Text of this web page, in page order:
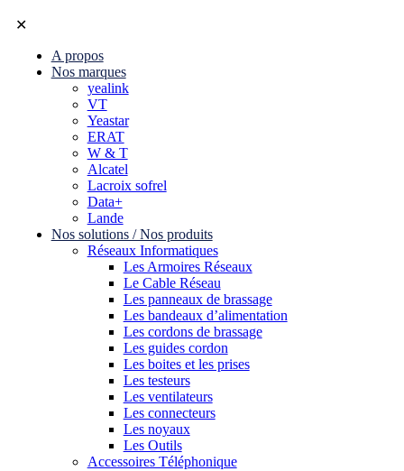
✕
A propos
Nos marques
yealink
VT
Yeastar
ERAT
W & T
Alcatel
Lacroix sofrel
Data+
Lande
Nos solutions / Nos produits
Réseaux Informatiques
Les Armoires Réseaux
Le Cable Réseau
Les panneaux de brassage
Les bandeaux d’alimentation
Les cordons de brassage
Les guides cordon
Les boites et les prises
Les testeurs
Les ventilateurs
Les connecteurs
Les noyaux
Les Outils
Accessoires Téléphonique